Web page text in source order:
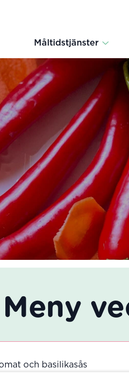
Måltidstjänster
och basilikasås
i tomat och basilikasås